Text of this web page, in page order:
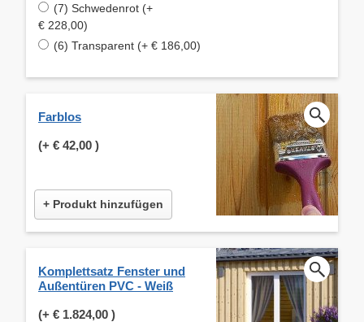
(7) Schwedenrot (+
€ 228,00)
(6) Transparent (+ € 186,00)
Farblos
(+ € 42,00 )
+ Produkt hinzufügen
Komplettsatz Fenster und
Außentüren PVC - Weiß
(+ € 1.824,00 )